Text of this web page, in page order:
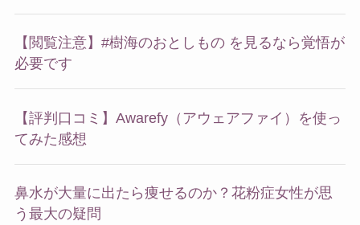
【閲覧注意】#樹海のおとしもの を見るなら覚悟が
必要です
【評判口コミ】Awarefy（アウェアファイ）を使っ
てみた感想
鼻水が大量に出たら痩せるのか？花粉症女性が思
う最大の疑問